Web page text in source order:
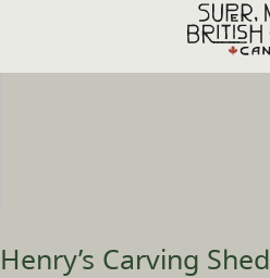
Henry’s Carving Shed